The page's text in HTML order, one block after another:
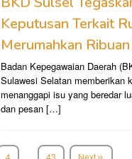
Keputusan Terkait
Merumahkan
Badan Kepegawaian Daerah
Sulawesi Selatan memberikan
menanggapi isu yang beredar
dan pesan […]
4 … 43 Next